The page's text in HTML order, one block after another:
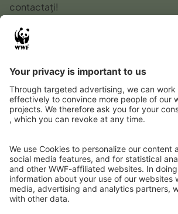
contactați!
Uciderea râșilor,
alte rapoarte
Centrul de Competențe Lup/Castor/
cadrul Ministerului Mediului, Energiei,
Naturii și Silvicultură din Turingia
Telefon:+49 361 573 941 941